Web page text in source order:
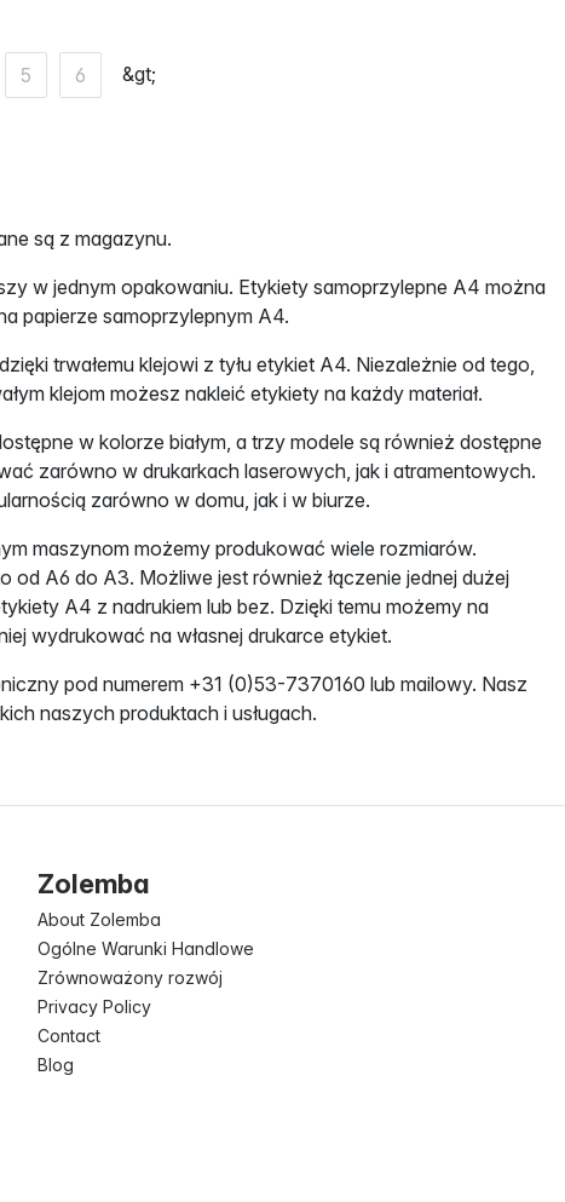
5 6 &gt;
są z magazynu.
w jednym opakowaniu. Etykiety samoprzylepne A4 można
papierze samoprzylepnym A4.
trwałemu klejowi z tyłu etykiet A4. Niezależnie od tego,
klejom możesz nakleić etykiety na każdy materiał.
w kolorze białym, a trzy modele są również dostępne
zarówno w drukarkach laserowych, jak i atramentowych.
zarówno w domu, jak i w biurze.
maszynom możemy produkować wiele rozmiarów.
od A6 do A3. Możliwe jest również łączenie jednej dużej
A4 z nadrukiem lub bez. Dzięki temu możemy na
wydrukować na własnej drukarce etykiet.
pod numerem +31 (0)53-7370160 lub mailowy. Nasz
naszych produktach i usługach.
Zolemba
About Zolemba
Ogólne Warunki Handlowe
Zrównoważony rozwój
Privacy Policy
Contact
Blog